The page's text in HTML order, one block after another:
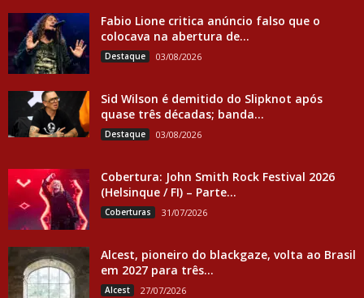
Fabio Lione critica anúncio falso que o
colocava na abertura de...
Destaque 03/08/2026
Sid Wilson é demitido do Slipknot após
quase três décadas; banda...
Destaque 03/08/2026
Cobertura: John Smith Rock Festival 2026
(Helsinque / FI) – Parte...
Coberturas 31/07/2026
Alcest, pioneiro do blackgaze, volta ao Brasil
em 2027 para três...
Alcest 27/07/2026